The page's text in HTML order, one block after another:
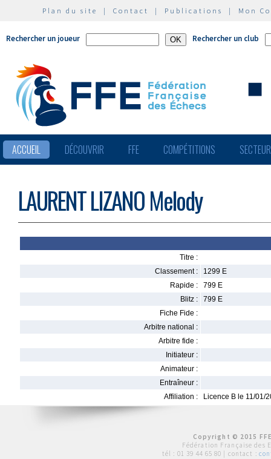
Plan du site | Contact | Publications | Mon
Rechercher un joueur Rechercher un club
ACCUEIL DÉCOUVRIR FFE COMPÉTITIONS
LAURENT LIZANO Melody
Titre :
Classement :
1299 E
Rapide :
799 E
Blitz :
799 E
Fiche Fide :
Arbitre national :
Arbitre fide :
Initiateur :
Animateur :
Entraîneur :
Affiliation :
Licence B le 11/01/
Copyright © 2015
Fédération Française des
tél : 01 39 44 65 80 | contact :